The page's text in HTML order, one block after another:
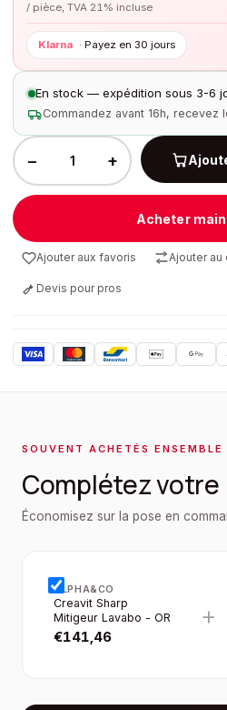
/ pièce, TVA 21% incluse
Klarna · Payez en 30 jours
En stock — expédition sous 3-6
Commandez avant 16h, recevez
− +
Acheter
Ajouter aux favoris Ajouter au
Devis pour pros
SOUVENT ACHETÉS ENSEMBLE
Complétez
Économisez sur la pose en
ALPHA&CO
Creavit Sharp
Mitigeur Lavabo - OR
€141,46
+